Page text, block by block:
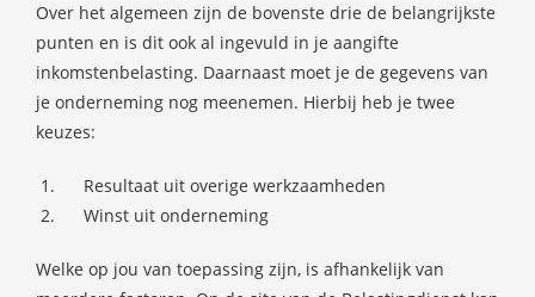
Over het algemeen zijn de bovenste drie de belangrijkste
punten en is dit ook al ingevuld in je aangifte
inkomstenbelasting. Daarnaast moet je de gegevens van
je onderneming nog meenemen. Hierbij heb je twee
keuzes:
Resultaat uit overige werkzaamheden
Winst uit onderneming
Welke op jou van toepassing zijn, is afhankelijk van